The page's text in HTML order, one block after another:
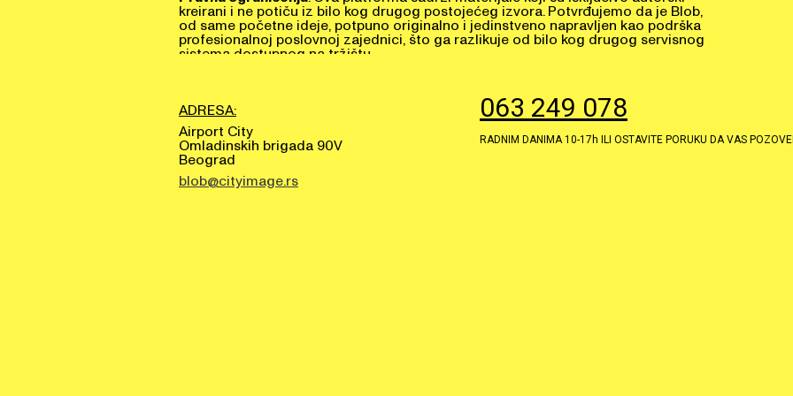
od same početne ideje, potpuno originalno i jedinstveno napravljen kao podrška
profesionalnoj poslovnoj zajednici, što ga razlikuje od bilo kog drugog servisnog
sistema dostupnog na tržištu.
ADRESA:
Airport City
Omladinskih brigada 90V
Beograd
blob@cityimage.rs
063 249 078
RADNIM DANIMA 10-17h ILI OSTAVITE PORUKU DA VAS